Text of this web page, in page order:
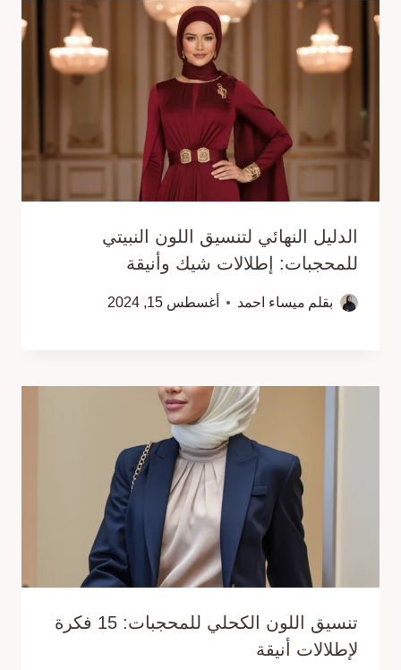
الدليل النهائي لتنسيق اللون النبيتي
للمحجبات: إطلالات شيك وأنيقة
بقلم ميساء احمد أغسطس 15, 2024
تنسيق اللون الكحلي للمحجبات: 15 فكرة
لإطلالات أنيقة